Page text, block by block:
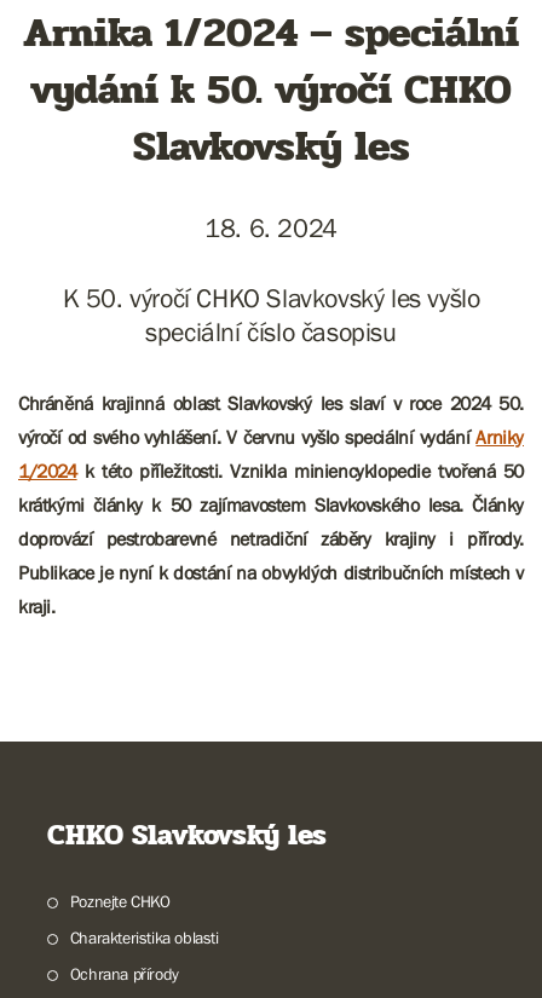
Arnika 1/2024 – speciální
vydání k 50. výročí CHKO
Slavkovský les
18. 6. 2024
K 50. výročí CHKO Slavkovský les vyšlo
speciální číslo časopisu
Chráněná krajinná oblast Slavkovský les slaví v roce 2024 50.
výročí od svého vyhlášení. V červnu vyšlo speciální vydáníArniky
1/2024ktétopříležitosti. Vznikla miniencyklopedie tvořená 50
krátkými články k 50 zajímavostem Slavkovského lesa. Články
doprovází pestrobarevné netradiční záběry krajiny i přírody.
Publikace je nyní k dostání na obvyklých distribučních místech v
kraji.
CHKO Slavkovský les
Poznejte CHKO
Charakteristika oblasti
Ochrana přírody